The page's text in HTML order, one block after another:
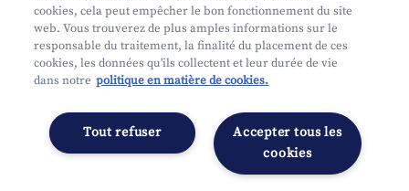
Privacy
Info juridique
Soumis au contrôle de l'OCM
Déclaration d'accessibilité
Gérer les préférences
cookies, cela peut empêcher le bon fonctionnement du site
web. Vous trouverez de plus amples informations sur le
responsable du traitement, la finalité du placement de ces
cookies, les données qu'ils collectent et leur durée de vie
dans notre politique en matière de cookies.
Accepter tous les
cookies
Tout refuser